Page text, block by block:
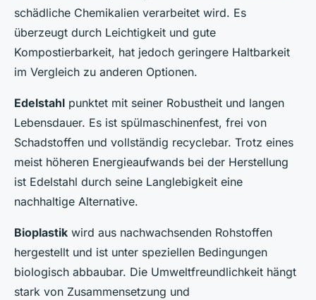
schädliche Chemikalien verarbeitet wird. Es
überzeugt durch Leichtigkeit und gute
Kompostierbarkeit, hat jedoch geringere Haltbarkeit
im Vergleich zu anderen Optionen.
Edelstahl punktet mit seiner Robustheit und langen
Lebensdauer. Es ist spülmaschinenfest, frei von
Schadstoffen und vollständig recyclebar. Trotz eines
meist höheren Energieaufwands bei der Herstellung
ist Edelstahl durch seine Langlebigkeit eine
nachhaltige Alternative.
Bioplastik wird aus nachwachsenden Rohstoffen
hergestellt und ist unter speziellen Bedingungen
biologisch abbaubar. Die Umweltfreundlichkeit hängt
stark von Zusammensetzung und